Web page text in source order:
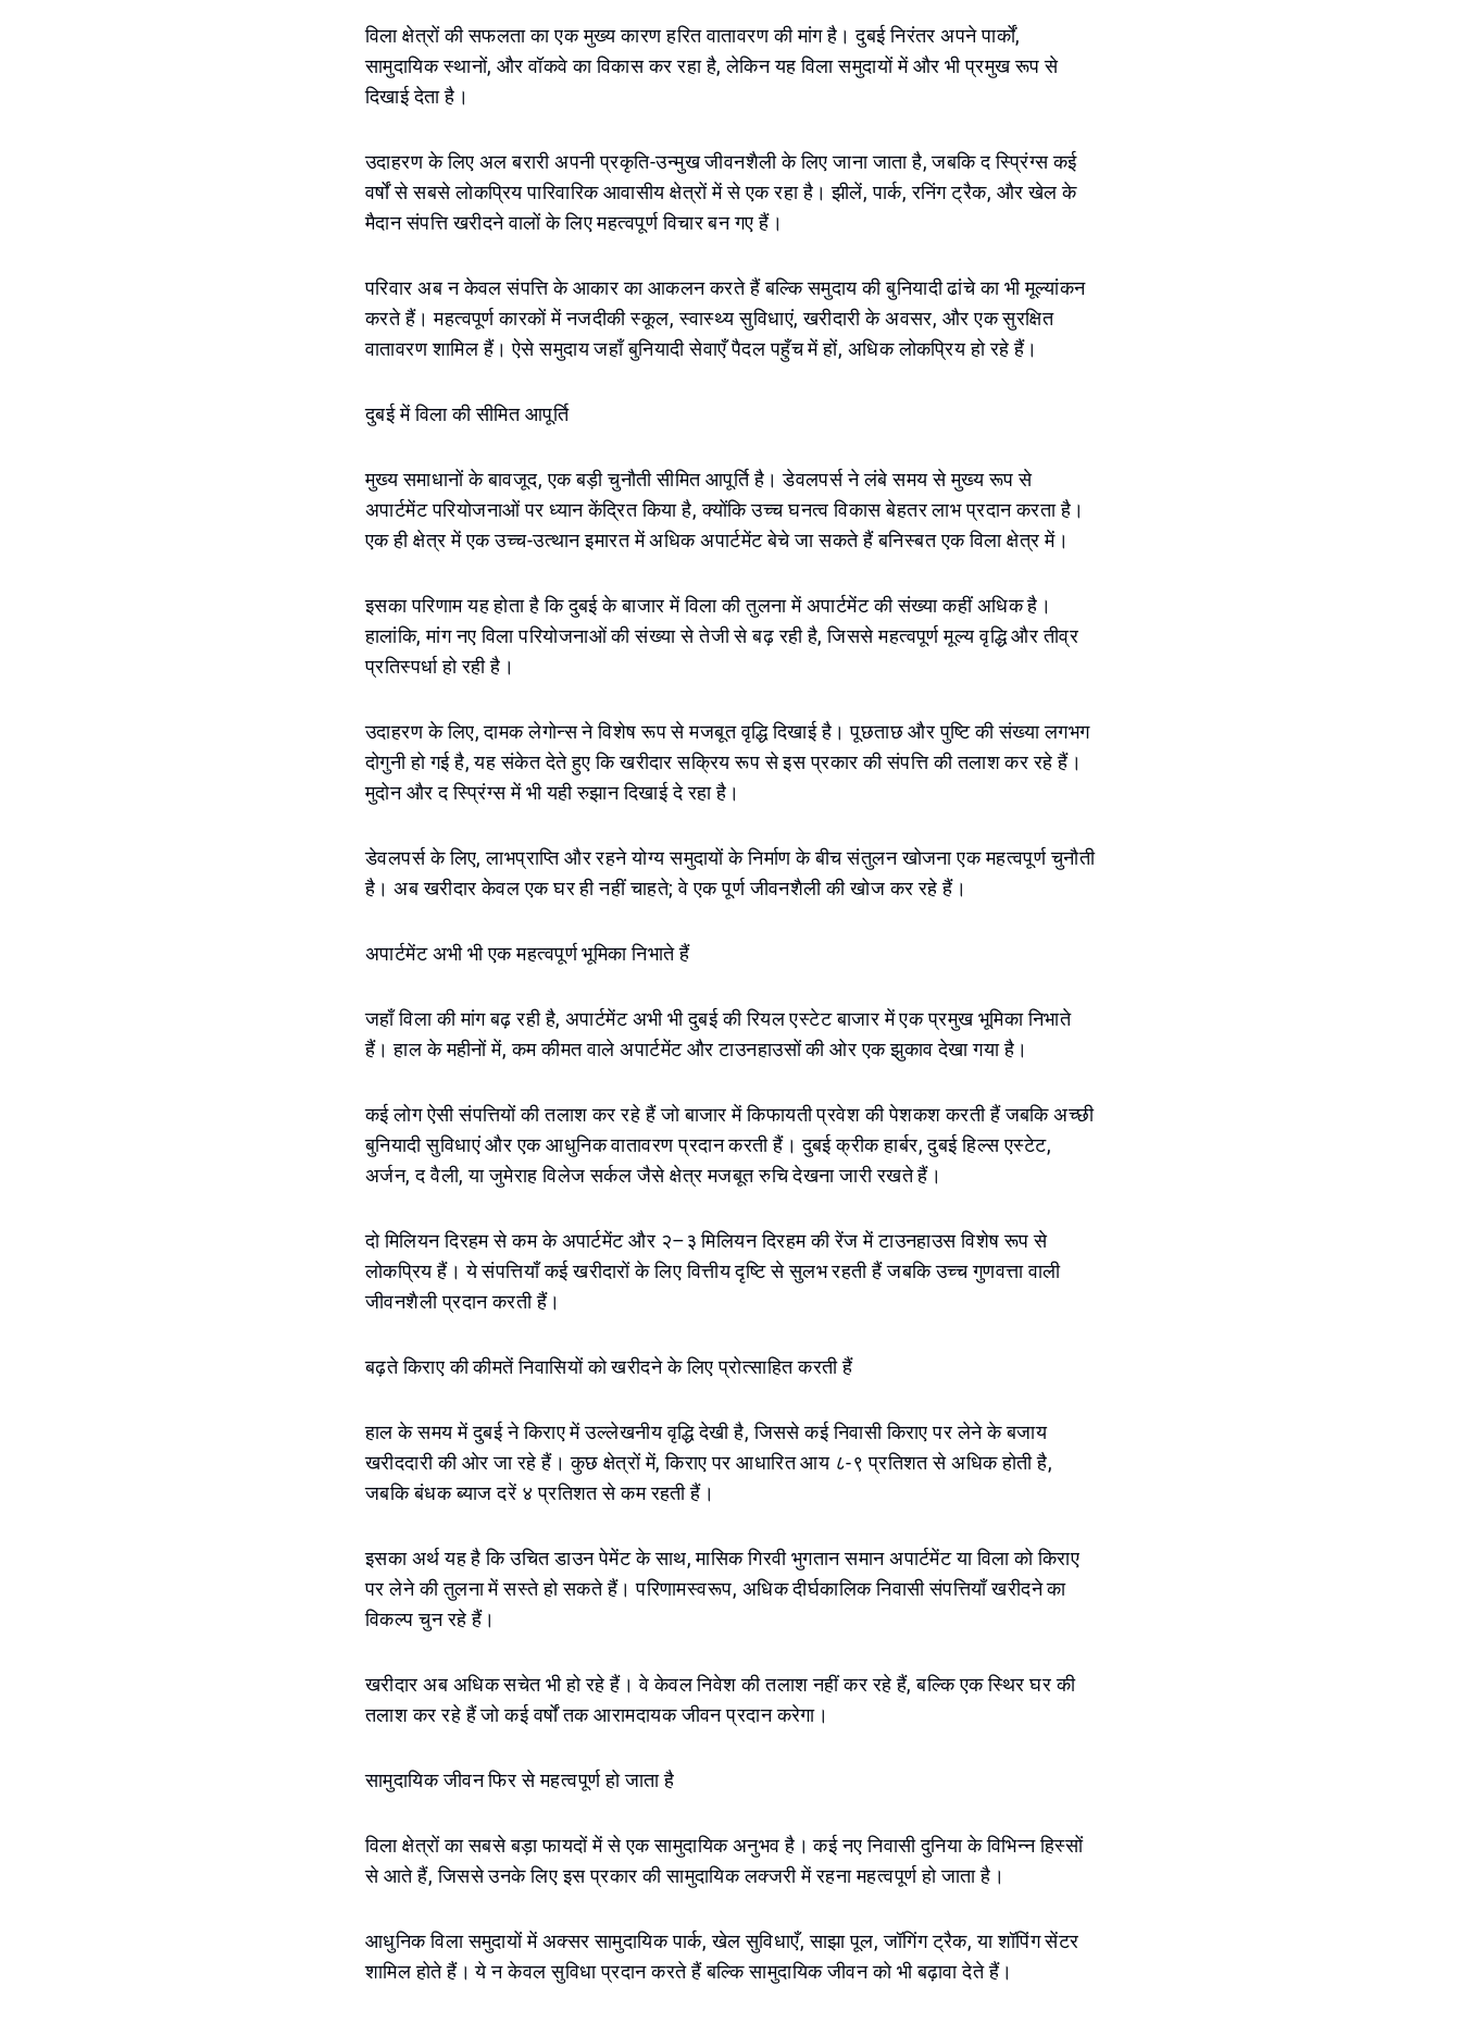
विला क्षेत्रों की सफलता का एक मुख्य कारण हरित वातावरण की मांग है। दुबई निरंतर अपने पार्कों,
सामुदायिक स्थानों, और वॉकवे का विकास कर रहा है, लेकिन यह विला समुदायों में और भी प्रमुख रूप से
दिखाई देता है।
उदाहरण के लिए अल बरारी अपनी प्रकृति-उन्मुख जीवनशैली के लिए जाना जाता है, जबकि द स्प्रिंग्स कई
वर्षों से सबसे लोकप्रिय पारिवारिक आवासीय क्षेत्रों में से एक रहा है। झीलें, पार्क, रनिंग ट्रैक, और खेल के
मैदान संपत्ति खरीदने वालों के लिए महत्वपूर्ण विचार बन गए हैं।
परिवार अब न केवल संपत्ति के आकार का आकलन करते हैं बल्कि समुदाय की बुनियादी ढांचे का भी मूल्यांकन
करते हैं। महत्वपूर्ण कारकों में नजदीकी स्कूल, स्वास्थ्य सुविधाएं, खरीदारी के अवसर, और एक सुरक्षित
वातावरण शामिल हैं। ऐसे समुदाय जहाँ बुनियादी सेवाएँ पैदल पहुँच में हों, अधिक लोकप्रिय हो रहे हैं।
दुबई में विला की सीमित आपूर्ति
मुख्य समाधानों के बावजूद, एक बड़ी चुनौती सीमित आपूर्ति है। डेवलपर्स ने लंबे समय से मुख्य रूप से
अपार्टमेंट परियोजनाओं पर ध्यान केंद्रित किया है, क्योंकि उच्च घनत्व विकास बेहतर लाभ प्रदान करता है।
एक ही क्षेत्र में एक उच्च-उत्थान इमारत में अधिक अपार्टमेंट बेचे जा सकते हैं बनिस्बत एक विला क्षेत्र में।
इसका परिणाम यह होता है कि दुबई के बाजार में विला की तुलना में अपार्टमेंट की संख्या कहीं अधिक है।
हालांकि, मांग नए विला परियोजनाओं की संख्या से तेजी से बढ़ रही है, जिससे महत्वपूर्ण मूल्य वृद्धि और तीव्र
प्रतिस्पर्धा हो रही है।
उदाहरण के लिए, दामक लेगोन्स ने विशेष रूप से मजबूत वृद्धि दिखाई है। पूछताछ और पुष्टि की संख्या लगभग
दोगुनी हो गई है, यह संकेत देते हुए कि खरीदार सक्रिय रूप से इस प्रकार की संपत्ति की तलाश कर रहे हैं।
मुदोन और द स्प्रिंग्स में भी यही रुझान दिखाई दे रहा है।
डेवलपर्स के लिए, लाभप्राप्ति और रहने योग्य समुदायों के निर्माण के बीच संतुलन खोजना एक महत्वपूर्ण चुनौती
है। अब खरीदार केवल एक घर ही नहीं चाहते; वे एक पूर्ण जीवनशैली की खोज कर रहे हैं।
अपार्टमेंट अभी भी एक महत्वपूर्ण भूमिका निभाते हैं
जहाँ विला की मांग बढ़ रही है, अपार्टमेंट अभी भी दुबई की रियल एस्टेट बाजार में एक प्रमुख भूमिका निभाते
हैं। हाल के महीनों में, कम कीमत वाले अपार्टमेंट और टाउनहाउसों की ओर एक झुकाव देखा गया है।
कई लोग ऐसी संपत्तियों की तलाश कर रहे हैं जो बाजार में किफायती प्रवेश की पेशकश करती हैं जबकि अच्छी
बुनियादी सुविधाएं और एक आधुनिक वातावरण प्रदान करती हैं। दुबई क्रीक हार्बर, दुबई हिल्स एस्टेट,
अर्जन, द वैली, या जुमेराह विलेज सर्कल जैसे क्षेत्र मजबूत रुचि देखना जारी रखते हैं।
दो मिलियन दिरहम से कम के अपार्टमेंट और २–३ मिलियन दिरहम की रेंज में टाउनहाउस विशेष रूप से
लोकप्रिय हैं। ये संपत्तियाँ कई खरीदारों के लिए वित्तीय दृष्टि से सुलभ रहती हैं जबकि उच्च गुणवत्ता वाली
जीवनशैली प्रदान करती हैं।
बढ़ते किराए की कीमतें निवासियों को खरीदने के लिए प्रोत्साहित करती हैं
हाल के समय में दुबई ने किराए में उल्लेखनीय वृद्धि देखी है, जिससे कई निवासी किराए पर लेने के बजाय
खरीददारी की ओर जा रहे हैं। कुछ क्षेत्रों में, किराए पर आधारित आय ८-९ प्रतिशत से अधिक होती है,
जबकि बंधक ब्याज दरें ४ प्रतिशत से कम रहती हैं।
इसका अर्थ यह है कि उचित डाउन पेमेंट के साथ, मासिक गिरवी भुगतान समान अपार्टमेंट या विला को किराए
पर लेने की तुलना में सस्ते हो सकते हैं। परिणामस्वरूप, अधिक दीर्घकालिक निवासी संपत्तियाँ खरीदने का
विकल्प चुन रहे हैं।
खरीदार अब अधिक सचेत भी हो रहे हैं। वे केवल निवेश की तलाश नहीं कर रहे हैं, बल्कि एक स्थिर घर की
तलाश कर रहे हैं जो कई वर्षों तक आरामदायक जीवन प्रदान करेगा।
सामुदायिक जीवन फिर से महत्वपूर्ण हो जाता है
विला क्षेत्रों का सबसे बड़ा फायदों में से एक सामुदायिक अनुभव है। कई नए निवासी दुनिया के विभिन्न हिस्सों
से आते हैं, जिससे उनके लिए इस प्रकार की सामुदायिक लक्जरी में रहना महत्वपूर्ण हो जाता है।
आधुनिक विला समुदायों में अक्सर सामुदायिक पार्क, खेल सुविधाएँ, साझा पूल, जॉगिंग ट्रैक, या शॉपिंग सेंटर
शामिल होते हैं। ये न केवल सुविधा प्रदान करते हैं बल्कि सामुदायिक जीवन को भी बढ़ावा देते हैं।